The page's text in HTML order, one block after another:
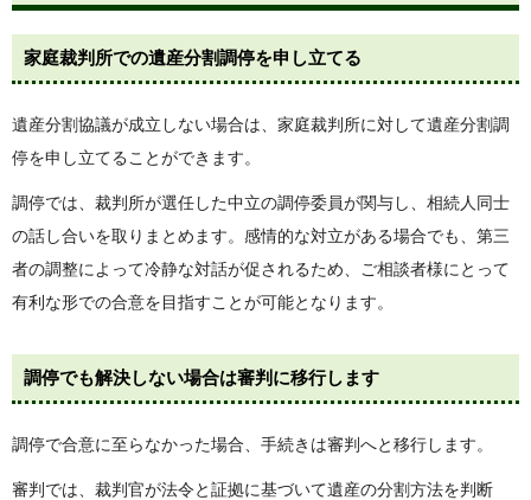
家庭裁判所での遺産分割調停を申し立てる
遺産分割協議が成立しない場合は、家庭裁判所に対して遺産分割調
停を申し立てることができます。
調停では、裁判所が選任した中立の調停委員が関与し、相続人同士
の話し合いを取りまとめます。感情的な対立がある場合でも、第三
者の調整によって冷静な対話が促されるため、ご相談者様にとって
有利な形での合意を目指すことが可能となります。
調停でも解決しない場合は審判に移行します
調停で合意に至らなかった場合、手続きは審判へと移行します。
審判では、裁判官が法令と証拠に基づいて遺産の分割方法を判断